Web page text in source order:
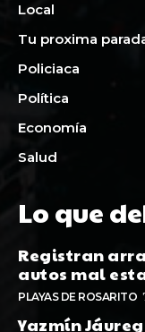
Local
Tu proxima
Policiaca
Política
Economía
Salud
Lo que
Registran
autos mal
PLAYAS DE ROSARITO
Yazmín